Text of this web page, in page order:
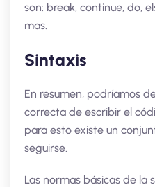
son: break, continue, do,
mas.
Sintaxis
En resumen, podríamos
correcta de escribir el
para esto existe un
seguirse.
Las normas básicas de la